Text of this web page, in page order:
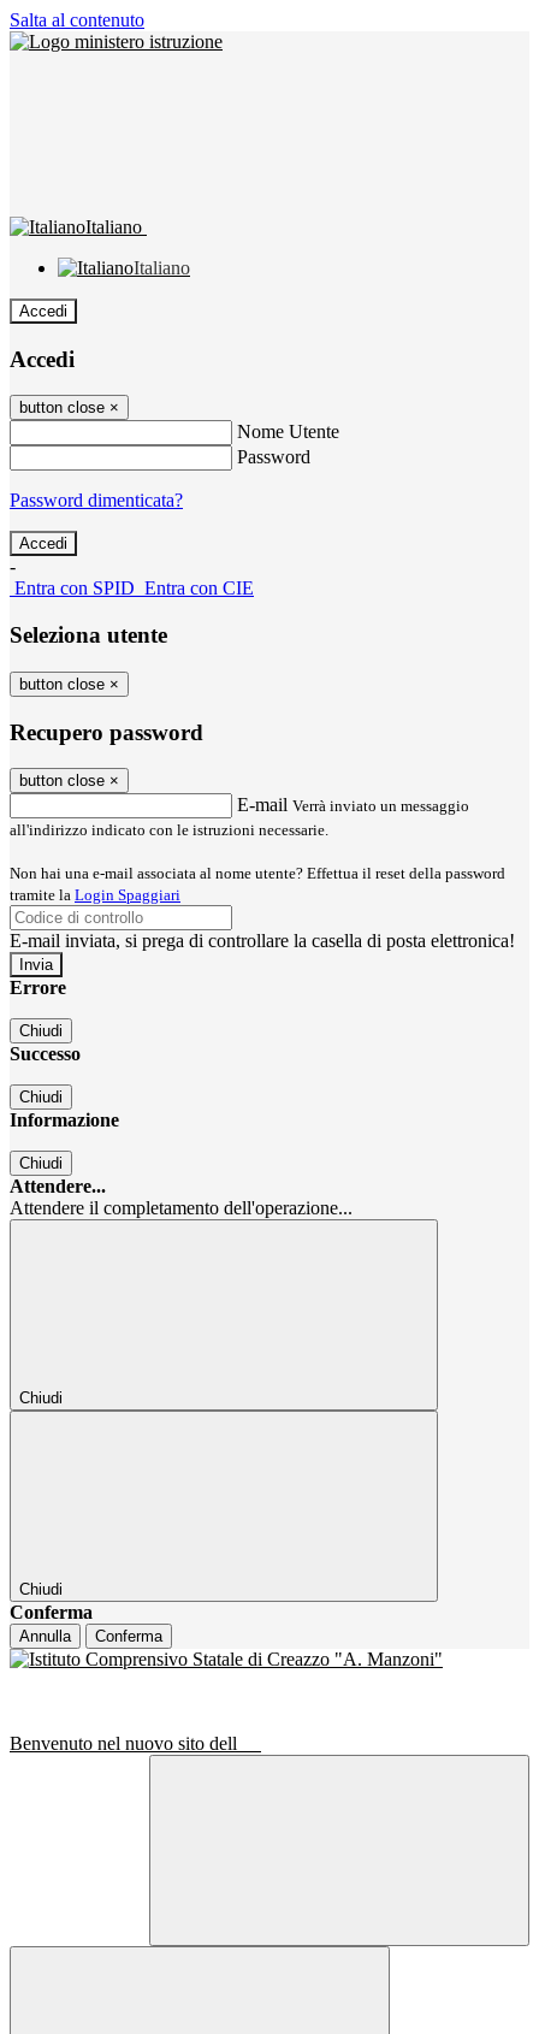
Salta al contenuto
Italiano
Italiano
Accedi
Accedi
button close ×
Nome Utente
Password
Password dimenticata?
-
Entra con SPID Entra con CIE
Seleziona utente
button close ×
Recupero password
button close ×
E-mail Verrà inviato un messaggio
all'indirizzo indicato con le istruzioni necessarie.
Non hai una e-mail associata al nome utente? Effettua il reset della password
tramite la Login Spaggiari
E-mail inviata, si prega di controllare la casella di posta elettronica!
Errore
Chiudi
Successo
Chiudi
Informazione
Chiudi
Attendere...
Attendere il completamento dell'operazione...
Chiudi
Chiudi
Conferma
Annulla Conferma
Benvenuto nel nuovo sito dell